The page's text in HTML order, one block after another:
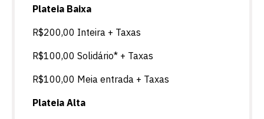
Plateia Baixa
R$200,00 Inteira + Taxas
R$100,00 Solidário* + Taxas
R$100,00 Meia entrada + Taxas
Plateia Alta